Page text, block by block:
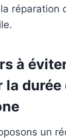
réparation
à
la durée
un